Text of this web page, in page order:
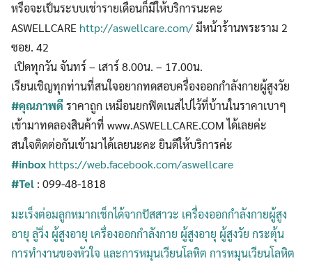
หรือจะเป็นระบบเช่ารายเดือนก็มีให้บริการนะคะ
ASWELLCARE http://aswellcare.com/มีหน้าร้านพระราม 2
ซอย. 42
เปิดทุกวัน จันทร์ – เสาร์ 8.00น. – 17.00น.
เรียนเชิญทุกท่านที่สนใจอยากทดสอบครื่องออกกำลังกายผู้สูงวัย
#คุณภาพดี ราคาถูก เหมือนยกฟิตเนสไปไว้ที่บ้านในราคาเบาๆ
เข้ามาทดลองสินค้าที่ www.ASWELLCARE.COM ได้เลยค่ะ
สนใจติดต่อกันเข้ามาได้เลยนะคะ ยินดีให้บริการค่ะ
#inbox https://web.facebook.com/aswellcare
#Tel : 099-48-1818
มะเร็งต่อมลูกหมากเช็กได้จากปัสสาวะ เครื่องออกกำลังกายผู้สูง
อายุ ลู่วิ่ง ผู้สูงอายุ เครื่องออกกำลังกาย ผู้สูงอายุ ผู้สูงวัย กระตุ้น
การทำงานของหัวใจ และการหมุนเวียนโลหิต การหมุนเวียนโลหิต